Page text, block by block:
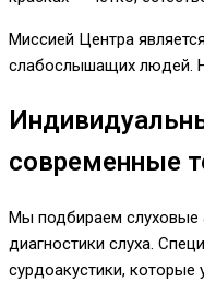
Миссией Центра
слабослышащих людей.
современные
Мы подбираем слуховые
диагностики слуха.
сурдоакустики,